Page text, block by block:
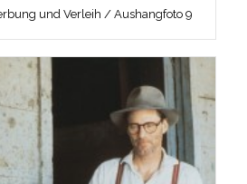
und Verleih / Aushangfoto 9